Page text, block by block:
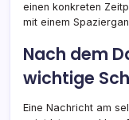
einen konkreten
mit einem
Nach dem
wichtige
Eine Nachricht am